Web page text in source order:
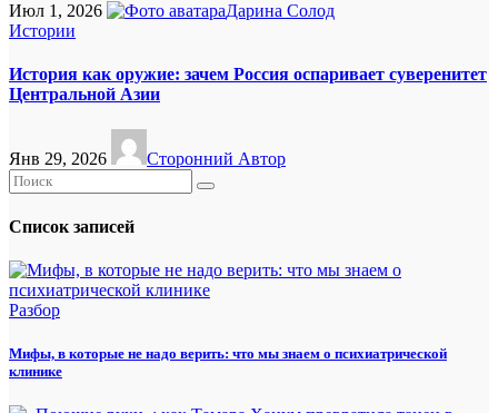
Июл 1, 2026
Дарина Солод
Истории
История как оружие: зачем Россия оспаривает суверенитет
Центральной Азии
Янв 29, 2026 Сторонний Автор
Список записей
Разбор
Мифы, в которые не надо верить: что мы знаем о психиатрической
клинике